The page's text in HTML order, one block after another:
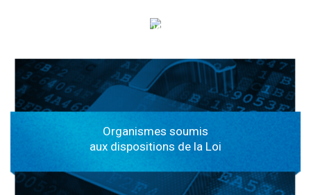
الهياكل الخاضعة لقانون النفاذ إلى المعلومة
Organismes soumis
aux dispositions de la Loi